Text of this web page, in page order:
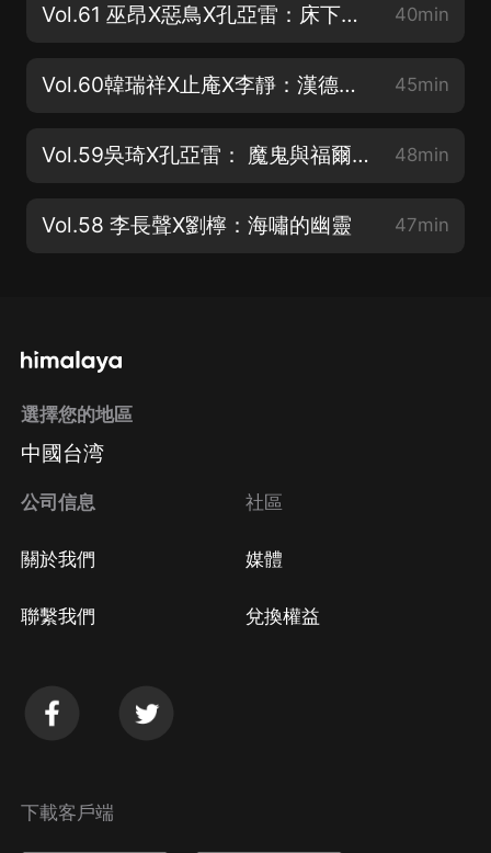
Vol.61 巫昂X惡鳥X孔亞雷：床下的旅行箱 40min
Vol.60韓瑞祥X止庵X李靜：漢德克與語言的蒙太奇 45min
Vol.59吳琦X孔亞雷： 魔鬼與福爾摩斯 48min
Vol.58 李長聲X劉檸：海嘯的幽靈 47min
選擇您的地區
中國台湾
公司信息
關於我們
聯繫我們
社區
媒體
兌換權益
下載客戶端